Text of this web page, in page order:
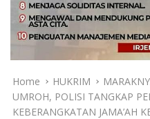
y
a
a
n
T
e
Home HUKRIM
UMROH, POLISI TANGKAP
KEBERANGKATAN JAMA’AH